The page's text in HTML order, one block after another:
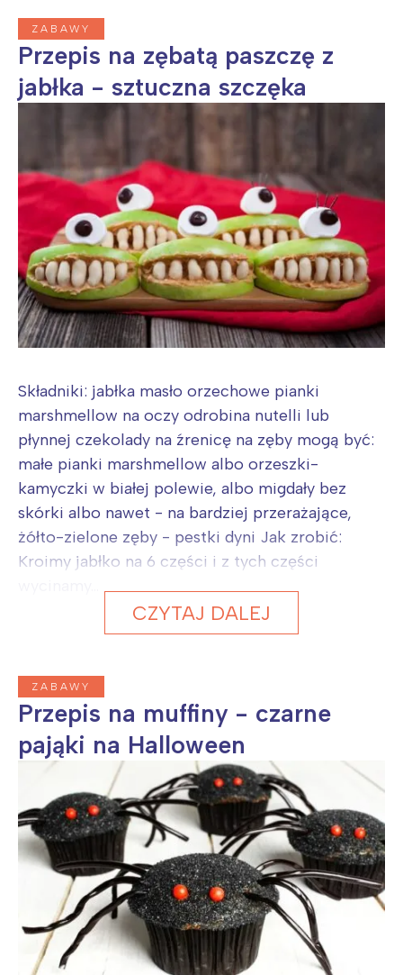
ZABAWY
Przepis na zębatą paszczę z
jabłka - sztuczna szczęka
Składniki: jabłka masło orzechowe pianki
marshmellow na oczy odrobina nutelli lub
płynnej czekolady na źrenicę na zęby mogą być:
małe pianki marshmellow albo orzeszki-
kamyczki w białej polewie, albo migdały bez
skórki albo nawet - na bardziej przerażające,
żółto-zielone zęby - pestki dyni Jak zrobić:
Kroimy jabłko na 6 części i z tych części
CZYTAJ DALEJ
ZABAWY
Przepis na muffiny - czarne
pająki na Halloween
Interesują mnie wydarzenia z
tego regionu:
Warszawa
Łódź
Trójmiasto
Poznań
Śląsk
Kraków
Południe
Północ
Wybieram